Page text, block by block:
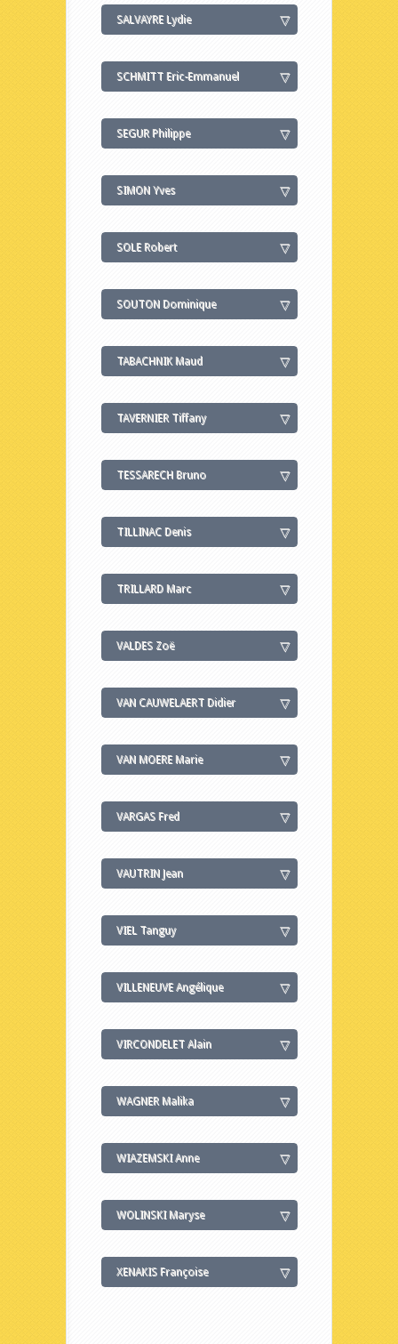
SALVAYRE Lydie
SCHMITT Eric-Emmanuel
SEGUR Philippe
SIMON Yves
SOLE Robert
SOUTON Dominique
TABACHNIK Maud
TAVERNIER Tiffany
TESSARECH Bruno
TILLINAC Denis
TRILLARD Marc
VALDES Zoë
VAN CAUWELAERT Didier
VAN MOERE Marie
VARGAS Fred
VAUTRIN Jean
VIEL Tanguy
VILLENEUVE Angélique
VIRCONDELET Alain
WAGNER Malika
WIAZEMSKI Anne
WOLINSKI Maryse
XENAKIS Françoise